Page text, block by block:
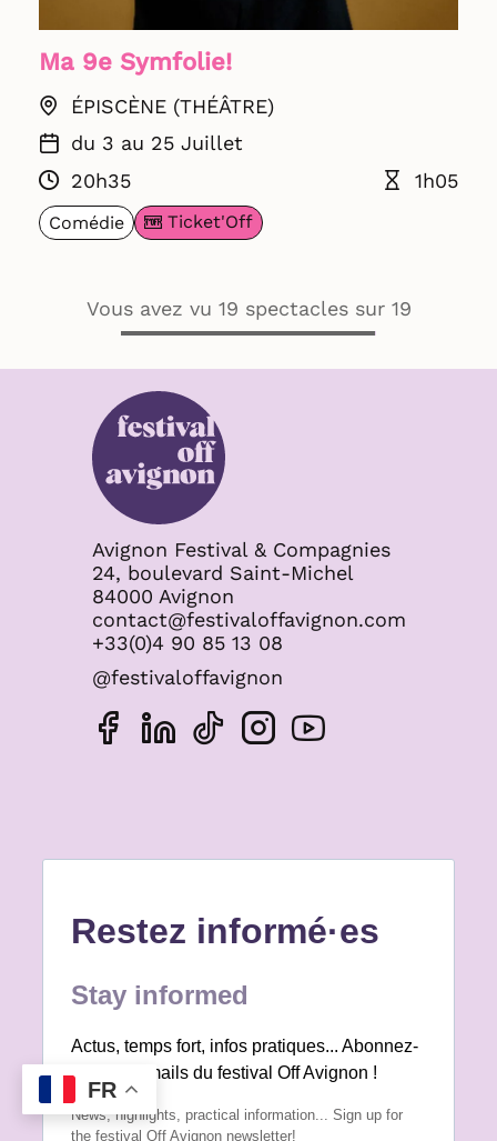
FR
Ma 9e Symfolie!
ÉPISCÈNE (THÉÂTRE)
du 3 au 25 Juillet
20h35
1h05
Comédie Ticket'Off
Vous avez vu 19 spectacles sur 19
Avignon Festival & Compagnies
24, boulevard Saint-Michel
84000 Avignon
contact@festivaloffavignon.com
+33(0)4 90 85 13 08
@festivaloffavignon